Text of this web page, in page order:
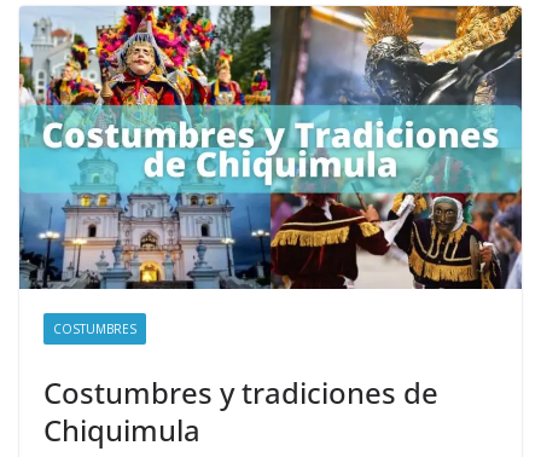
COSTUMBRES
Costumbres y tradiciones de
Chiquimula